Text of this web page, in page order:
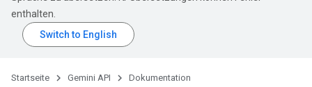
enthalten.
Startseite Gemini API Dokumentation